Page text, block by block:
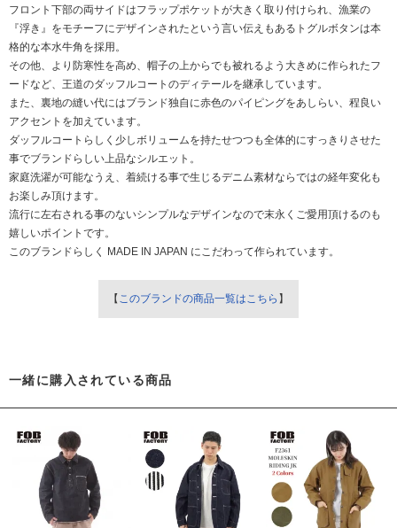
フロント下部の両サイドはフラップポケットが大きく取り付けられ、漁業の
『浮き』をモチーフにデザインされたという言い伝えもあるトグルボタンは本
格的な本水牛角を採用。
その他、より防寒性を高め、帽子の上からでも被れるよう大きめに作られたフ
ードなど、王道のダッフルコートのディテールを継承しています。
また、裏地の縫い代にはブランド独自に赤色のパイピングをあしらい、程良い
アクセントを加えています。
ダッフルコートらしく少しボリュームを持たせつつも全体的にすっきりさせた
事でブランドらしい上品なシルエット。
家庭洗濯が可能なうえ、着続ける事で生じるデニム素材ならではの経年変化も
お楽しみ頂けます。
流行に左右される事のないシンプルなデザインなので末永くご愛用頂けるのも
嬉しいポイントです。
このブランドらしく MADE IN JAPAN にこだわって作られています。
【 このブランドの商品一覧はこちら 】
一緒に購入されている商品